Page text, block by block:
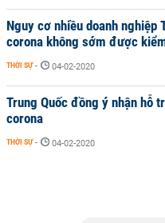
Nguy cơ nhiều doanh nghiệp
corona không sớm được
THỜI SỰ - 04-02-2020
Trung Quốc đồng ý nhận hỗ
corona
THỜI SỰ - 04-02-2020